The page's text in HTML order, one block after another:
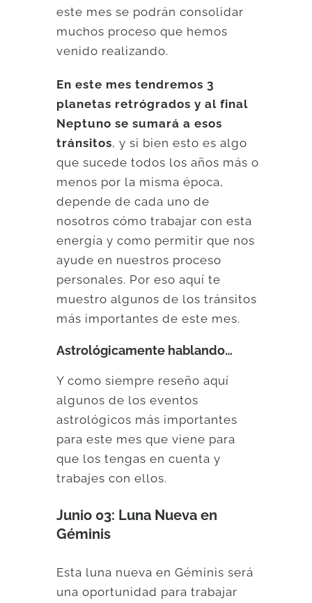
este mes se podrán consolidar
muchos proceso que hemos
venido realizando.
En este mes tendremos 3
planetas retrógrados y al final
Neptuno se sumará a esos
tránsitos, y si bien esto es algo
que sucede todos los años más o
menos por la misma época,
depende de cada uno de
nosotros cómo trabajar con esta
energía y como permitir que nos
ayude en nuestros proceso
personales. Por eso aquí te
muestro algunos de los tránsitos
más importantes de este mes.
Astrológicamente hablando…
Y como siempre reseño aquí
algunos de los eventos
astrológicos más importantes
para este mes que viene para
que los tengas en cuenta y
trabajes con ellos.
Junio 03: Luna Nueva en
Géminis
Esta luna nueva en Géminis será
una oportunidad para trabajar